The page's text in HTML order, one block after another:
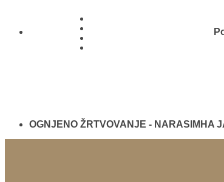
OGNJENO ŽRTVOVANJE - NARASIMHA